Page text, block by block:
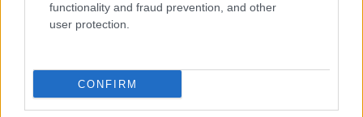
functionality and fraud prevention, and other
user protection.
CONFIRM